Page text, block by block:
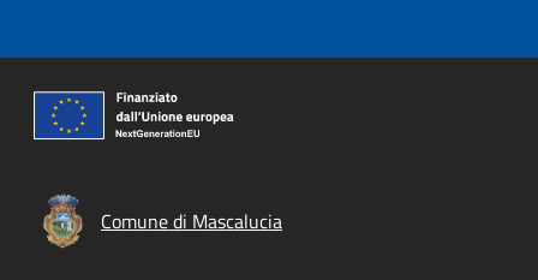
Comune di Mascalucia